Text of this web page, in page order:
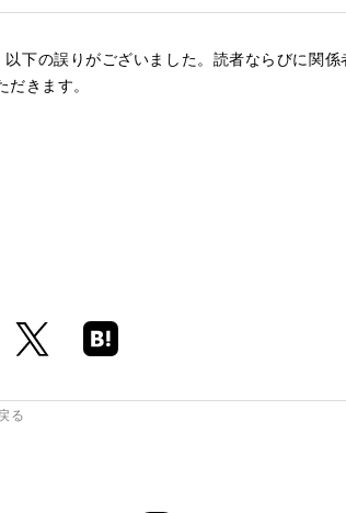
下の誤りがございました。読者ならびに関係
きます。
Hatena
Boo
rk
る